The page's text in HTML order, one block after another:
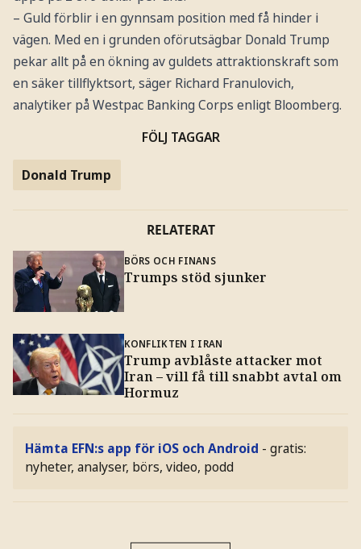
– Guld förblir i en gynnsam position med få hinder i
vägen. Med en i grunden oförutsägbar Donald Trump
pekar allt på en ökning av guldets attraktionskraft som
en säker tillflyktsort, säger Richard Franulovich,
analytiker på Westpac Banking Corps enligt Bloomberg.
FÖLJ TAGGAR
Donald Trump
RELATERAT
BÖRS OCH FINANS
Trumps stöd sjunker
KONFLIKTEN I IRAN
Trump avblåste attacker mot
Iran – vill få till snabbt avtal om
Hormuz
Hämta EFN:s app för iOS och Android - gratis:
nyheter, analyser, börs, video, podd